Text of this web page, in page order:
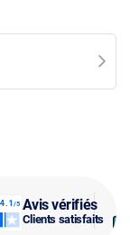
Avis vérifiés
Clients satisfaits